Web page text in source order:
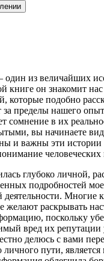
из величайших
книге он знакомит
которые подобно
за пределы нашего
сомнение в их
вы начинаете
и важны эти истории
человеческих
глубоко личной,
подробностей
деятельности. Многие
желают раскрывать
поскольку
вред их
делюсь с вами
личного пути,